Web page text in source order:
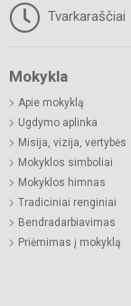
Tvarkaraščiai
Mokykla
Apie mokyklą
Ugdymo aplinka
Misija, vizija, vertybės
Mokyklos simboliai
Mokyklos himnas
Tradiciniai renginiai
Bendradarbiavimas
Priėmimas į mokyklą